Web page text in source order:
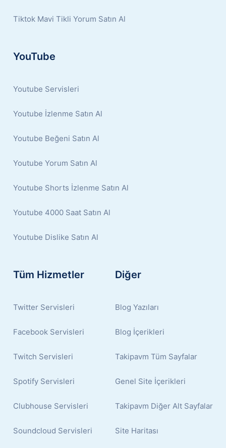
Tiktok Mavi Tikli Yorum Satın Al
YouTube
Youtube Servisleri
Youtube İzlenme Satın Al
Youtube Beğeni Satın Al
Youtube Yorum Satın Al
Youtube Shorts İzlenme Satın Al
Youtube 4000 Saat Satın Al
Youtube Dislike Satın Al
Tüm Hizmetler
Twitter Servisleri
Facebook Servisleri
Twitch Servisleri
Spotify Servisleri
Clubhouse Servisleri
Soundcloud Servisleri
Diğer
Blog Yazıları
Blog İçerikleri
Takipavm Tüm Sayfalar
Genel Site İçerikleri
Takipavm Diğer Alt Sayfalar
Site Haritası